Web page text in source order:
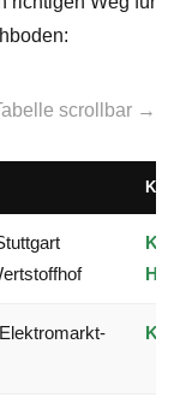
scrollbar →